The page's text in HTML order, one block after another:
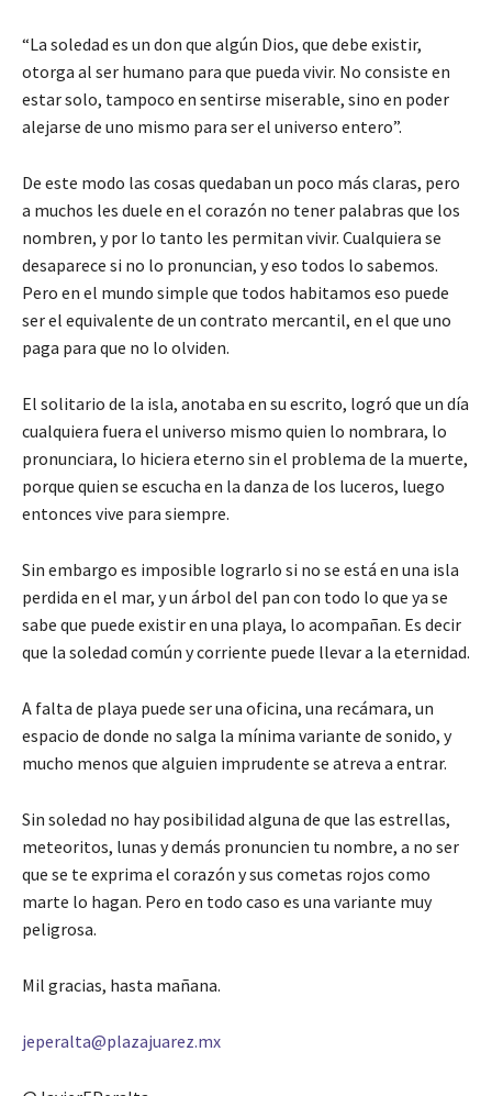
“La soledad es un don que algún Dios, que debe existir,
otorga al ser humano para que pueda vivir. No consiste en
estar solo, tampoco en sentirse miserable, sino en poder
alejarse de uno mismo para ser el universo entero”.
De este modo las cosas quedaban un poco más claras, pero
a muchos les duele en el corazón no tener palabras que los
nombren, y por lo tanto les permitan vivir. Cualquiera se
desaparece si no lo pronuncian, y eso todos lo sabemos.
Pero en el mundo simple que todos habitamos eso puede
ser el equivalente de un contrato mercantil, en el que uno
paga para que no lo olviden.
El solitario de la isla, anotaba en su escrito, logró que un día
cualquiera fuera el universo mismo quien lo nombrara, lo
pronunciara, lo hiciera eterno sin el problema de la muerte,
porque quien se escucha en la danza de los luceros, luego
entonces vive para siempre.
Sin embargo es imposible lograrlo si no se está en una isla
perdida en el mar, y un árbol del pan con todo lo que ya se
sabe que puede existir en una playa, lo acompañan. Es decir
que la soledad común y corriente puede llevar a la eternidad.
A falta de playa puede ser una oficina, una recámara, un
espacio de donde no salga la mínima variante de sonido, y
mucho menos que alguien imprudente se atreva a entrar.
Sin soledad no hay posibilidad alguna de que las estrellas,
meteoritos, lunas y demás pronuncien tu nombre, a no ser
que se te exprima el corazón y sus cometas rojos como
marte lo hagan. Pero en todo caso es una variante muy
peligrosa.
Mil gracias, hasta mañana.
jeperalta@plazajuarez.mx